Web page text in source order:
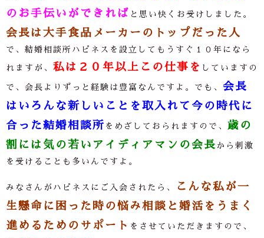
のお手伝いができれば と思い快くお受けしました。
会長は大手食品メーカーのトップだった人
で、結婚相談所ハピネスを設立してもうすぐ１０年になら
れますが、 私は２０年以上この仕事を していますの
で、会長よりずっと経験は豊富なんですよ。でも、 会長
はいろんな新しいことを取入れて今の時代に
合った結婚相談所 をめざしておられますので、 歳の
割には気の若いアイディアマンの会長 から刺激
を受けることも多いんですよ。
みなさんがハピネスにご入会されたら、
こんな私が一
生懸命に困った時の悩み相談と婚活をうまく
進めるためのサポート をさせていただきますので、